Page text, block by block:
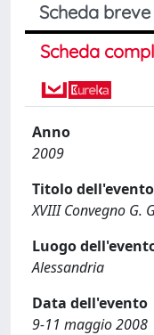
Scheda breve
Scheda
Anno
2009
Titolo dell'evento
XVIII Convegno G.
Luogo
Alessandria
Data dell'evento
9-11 maggio 2008